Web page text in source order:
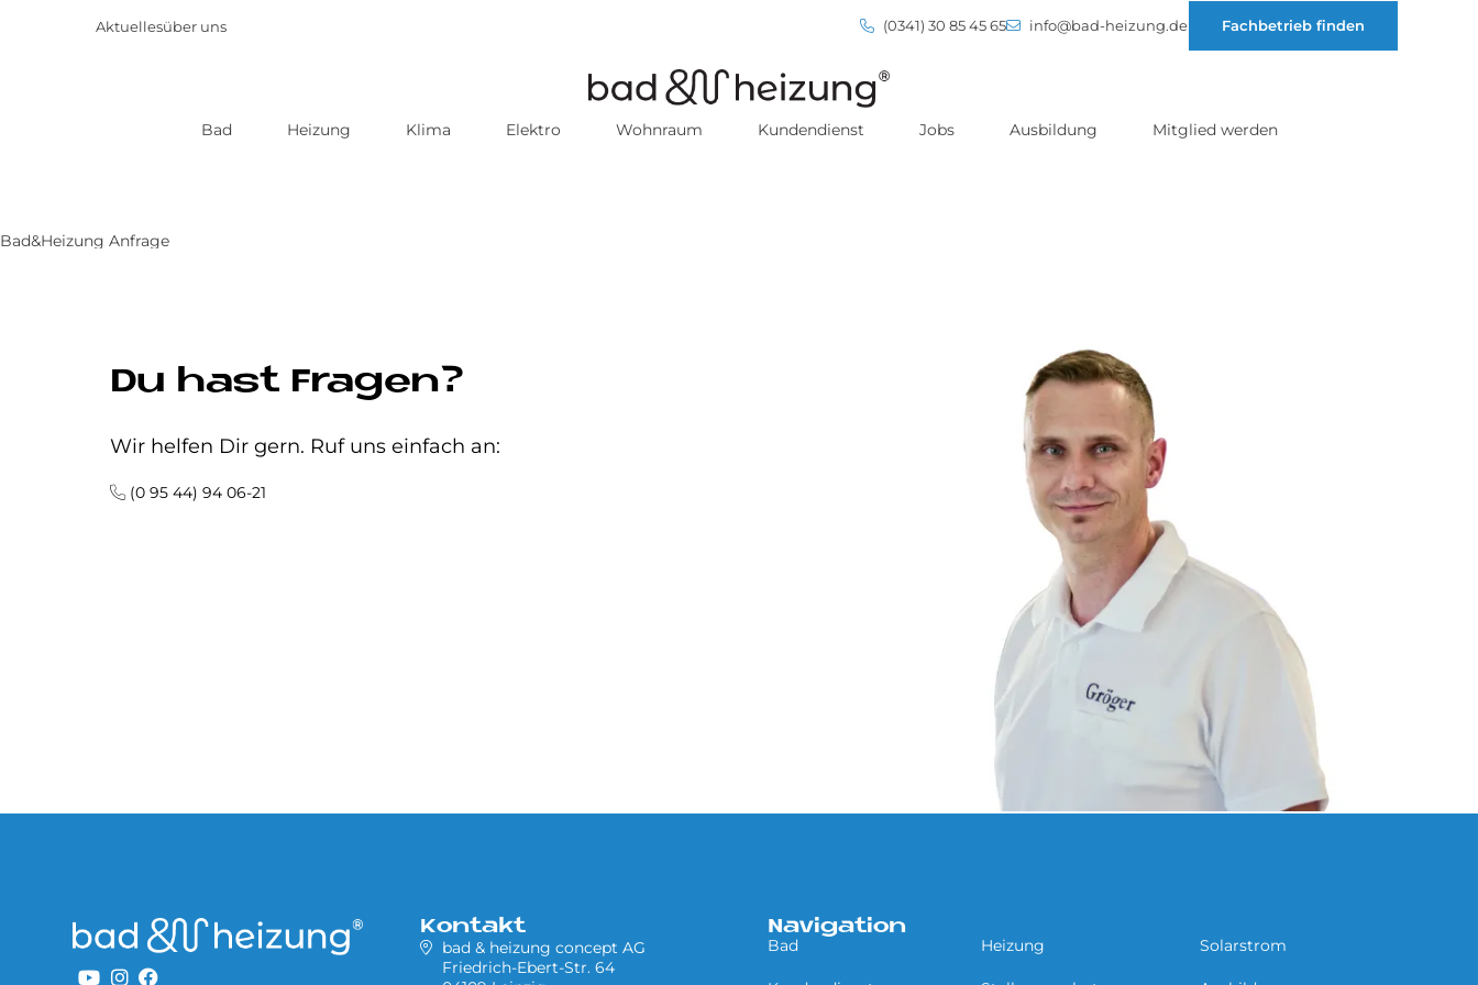
Aktuellesüber uns (0341) 30 85 45 65 info@bad-heizung.de Fachbetrieb finden
Bad Heizung Klima Elektro Wohnraum Kundendienst Jobs Ausbildung Mitglied werden
Bad&Heizung Anfrage
Du hast Fragen?
Wir helfen Dir gern. Ruf uns einfach an:
(0 95 44) 94 06-21
Kontakt
bad & heizung concept AG
Friedrich-Ebert-Str. 64
Navigation
Bad Heizung Solarstrom